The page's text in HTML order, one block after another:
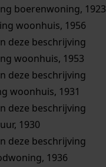
boerenwoning, 1923
woonhuis, 1956
deze beschrijving
woonhuis, 1953
deze beschrijving
woonhuis, 1931
deze beschrijving
1930
deze beschrijving
1936